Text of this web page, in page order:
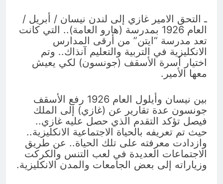
ـ التحق الامير غازي إلى لندن نيسان / أبريل /
العام 1926 بمدرسة (هارو العامة).. التي كانت
تعد مدرسة “ايتن” من أرقى المدارس
الانكليزية في التربية والتعليم آنذاك.. وتم
اختيار أسرة الأسقف (جونسون) لكي يعيش
معها الأمير.
بين نيسان وأيلول العام 1926 رفع الأسقف
جونسون عدة تقارير عن (غازي) إلى الملك
فيصل تؤكد التقدم الذي حصل عليه غازي..
حيث تم تعريفه بالحياة الاجتماعية الانكليزية..
وازدادت معرفته على تلك الحياة.. عن طريق
الاجتماعات العديدة في لعب التنس والكركت
وزياراته إلى بعض الجامعات والمدن الانكليزية.